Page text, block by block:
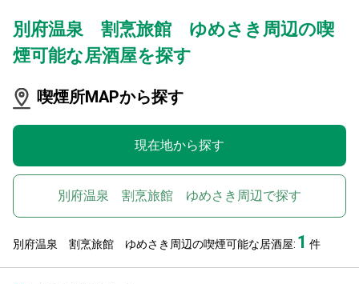
別府温泉 割烹旅館 ゆめさき周辺の喫
煙可能な居酒屋を探す
喫煙所MAPから探す
現在地から探す
別府温泉 割烹旅館 ゆめさき周辺で探す
別府温泉 割烹旅館 ゆめさき周辺の喫煙可能な居酒屋: 1 件